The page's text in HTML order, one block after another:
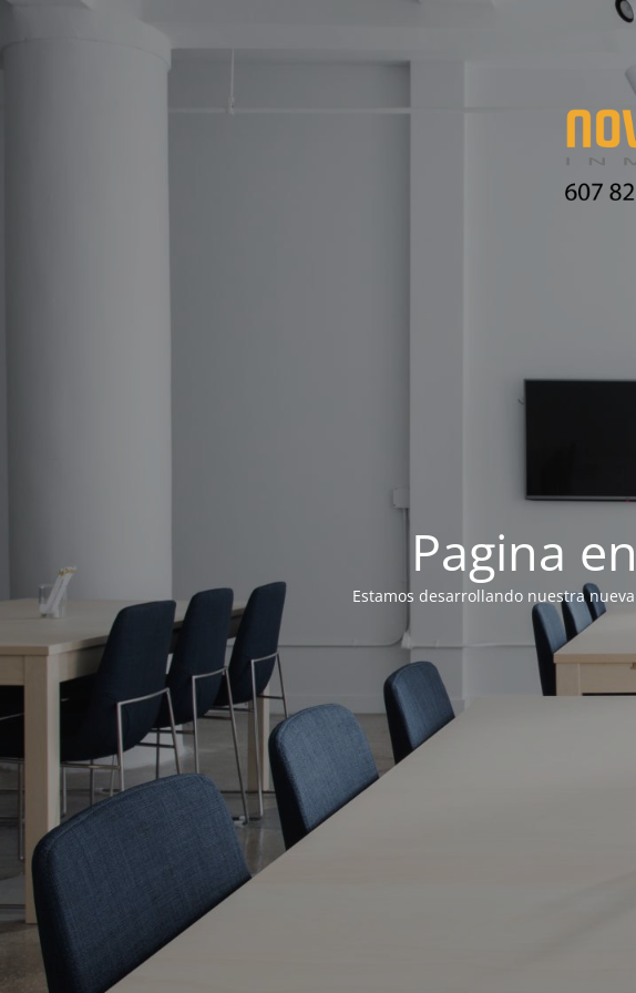
Pagina
Estamos desarrollando nuestra